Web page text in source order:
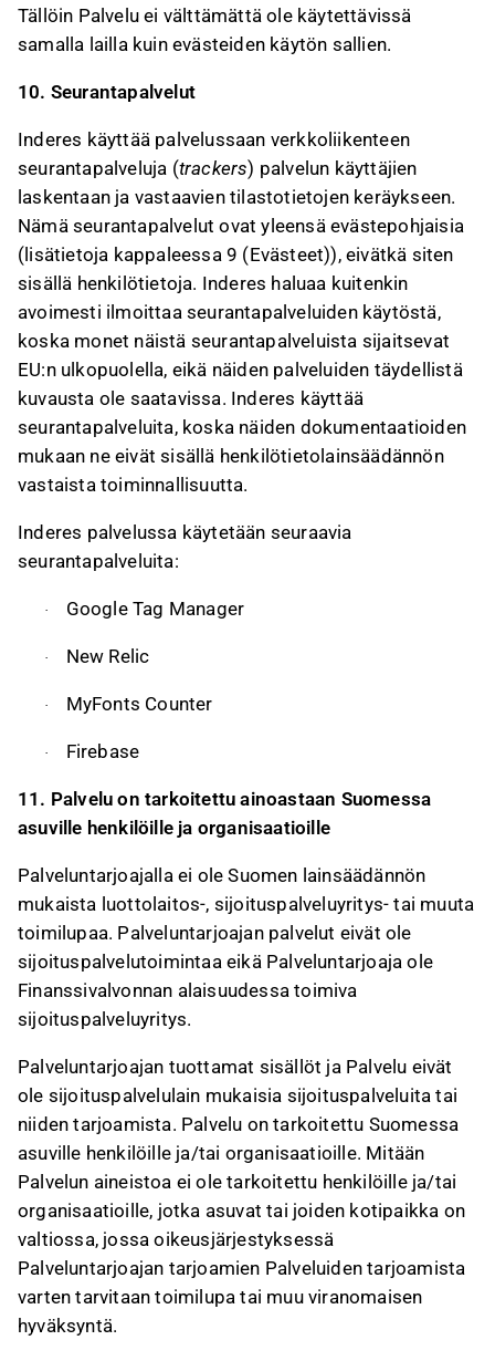
Tällöin Palvelu ei välttämättä ole käytettävissä
samalla lailla kuin evästeiden käytön sallien.
10. Seurantapalvelut
Inderes käyttää palvelussaan verkkoliikenteen
seurantapalveluja (trackers) palvelun käyttäjien
laskentaan ja vastaavien tilastotietojen keräykseen.
Nämä seurantapalvelut ovat yleensä evästepohjaisia
(lisätietoja kappaleessa 9 (Evästeet)), eivätkä siten
sisällä henkilötietoja. Inderes haluaa kuitenkin
avoimesti ilmoittaa seurantapalveluiden käytöstä,
koska monet näistä seurantapalveluista sijaitsevat
EU:n ulkopuolella, eikä näiden palveluiden täydellistä
kuvausta ole saatavissa. Inderes käyttää
seurantapalveluita, koska näiden dokumentaatioiden
mukaan ne eivät sisällä henkilötietolainsäädännön
vastaista toiminnallisuutta.
Inderes palvelussa käytetään seuraavia
seurantapalveluita:
· Google Tag Manager
· New Relic
· MyFonts Counter
· Firebase
11. Palvelu on tarkoitettu ainoastaan Suomessa
asuville henkilöille ja organisaatioille
Palveluntarjoajalla ei ole Suomen lainsäädännön
mukaista luottolaitos-, sijoituspalveluyritys- tai muuta
toimilupaa. Palveluntarjoajan palvelut eivät ole
sijoituspalvelutoimintaa eikä Palveluntarjoaja ole
Finanssivalvonnan alaisuudessa toimiva
sijoituspalveluyritys.
Palveluntarjoajan tuottamat sisällöt ja Palvelu eivät
ole sijoituspalvelulain mukaisia sijoituspalveluita tai
niiden tarjoamista. Palvelu on tarkoitettu Suomessa
asuville henkilöille ja/tai organisaatioille. Mitään
Palvelun aineistoa ei ole tarkoitettu henkilöille ja/tai
organisaatioille, jotka asuvat tai joiden kotipaikka on
valtiossa, jossa oikeusjärjestyksessä
Palveluntarjoajan tarjoamien Palveluiden tarjoamista
varten tarvitaan toimilupa tai muu viranomaisen
hyväksyntä.